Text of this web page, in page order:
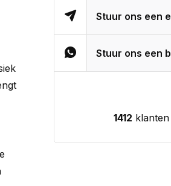
Stuur ons een
Stuur ons een
1412